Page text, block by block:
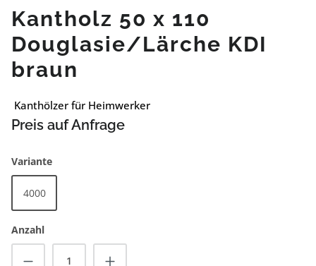
Kantholz 50 x 110
Douglasie/Lärche KDI
braun
Kanthölzer für Heimwerker
Preis auf Anfrage
Varianteauswählen
4000
Anzahl
Produkt Anzahl: Gib den gewünschten